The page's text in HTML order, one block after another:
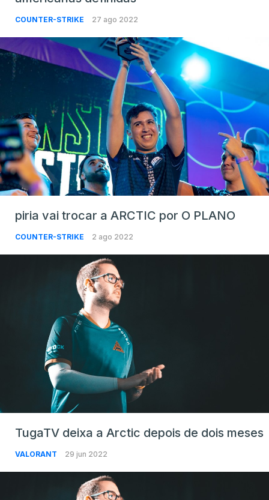
COUNTER-STRIKE 27 ago 2022
piria vai trocar a ARCTIC por O PLANO
COUNTER-STRIKE 2 ago 2022
TugaTV deixa a Arctic depois de dois meses
VALORANT 29 jun 2022